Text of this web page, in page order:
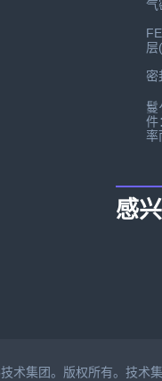
气
层
密
鬘
件
率
感
术集团。版权所有。技术